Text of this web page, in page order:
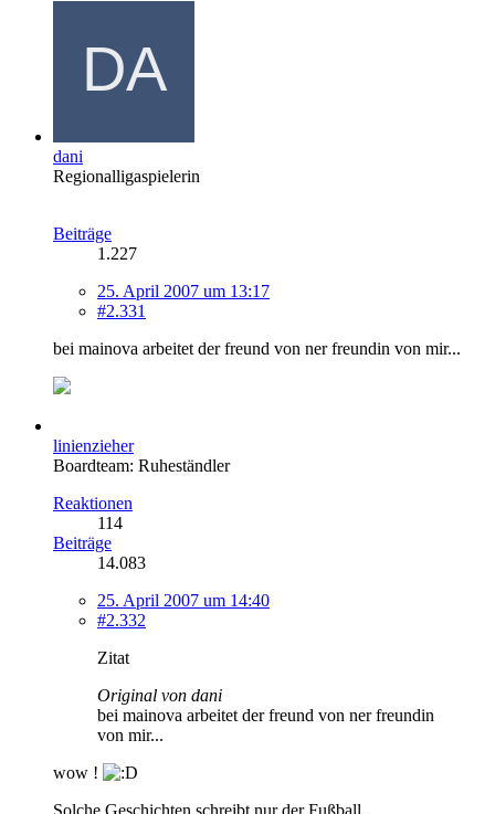
dani
Regionalligaspielerin
Beiträge
1.227
25. April 2007 um 13:17
#2.331
bei mainova arbeitet der freund von ner freundin von mir...
linienzieher
Boardteam: Ruheständler
Reaktionen
114
Beiträge
14.083
25. April 2007 um 14:40
#2.332
Zitat
Original von dani
bei mainova arbeitet der freund von ner freundin
von mir...
wow !
Solche Geschichten schreibt nur der Fußball.